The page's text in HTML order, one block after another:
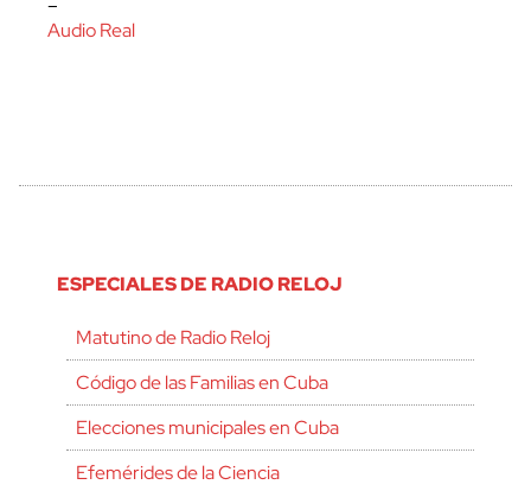
Audio Real
ESPECIALES DE RADIO RELOJ
Matutino de Radio Reloj
Código de las Familias en Cuba
Elecciones municipales en Cuba
Efemérides de la Ciencia